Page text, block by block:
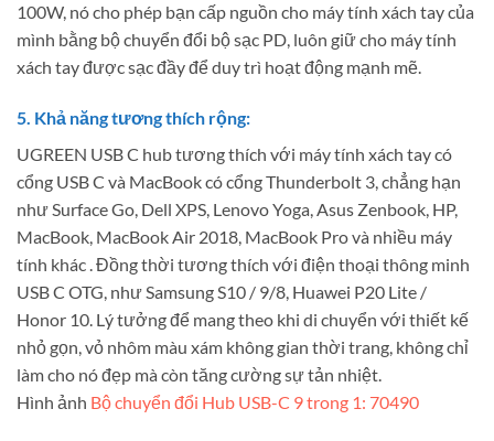
100W, nó cho phép bạn cấp nguồn cho máy tính xách tay của
mình bằng bộ chuyển đổi bộ sạc PD, luôn giữ cho máy tính
xách tay được sạc đầy để duy trì hoạt động mạnh mẽ.
5. Khả năng tương thích rộng:
UGREEN USB C hub tương thích với máy tính xách tay có
cổng USB C và MacBook có cổng Thunderbolt 3, chẳng hạn
như Surface Go, Dell XPS, Lenovo Yoga, Asus Zenbook, HP,
MacBook, MacBook Air 2018, MacBook Pro và nhiều máy
tính khác . Đồng thời tương thích với điện thoại thông minh
USB C OTG, như Samsung S10 / 9/8, Huawei P20 Lite /
Honor 10. Lý tưởng để mang theo khi di chuyển với thiết kế
nhỏ gọn, vỏ nhôm màu xám không gian thời trang, không chỉ
làm cho nó đẹp mà còn tăng cường sự tản nhiệt.
Hình ảnh Bộ chuyển đổi Hub USB-C 9 trong 1: 70490